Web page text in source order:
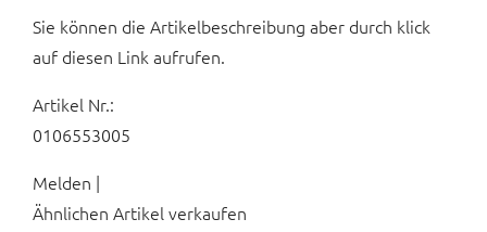
Sie können die Artikelbeschreibung aber durch klick
auf diesen Link aufrufen.
Artikel Nr.:
0106553005
Melden |
Ähnlichen Artikel verkaufen